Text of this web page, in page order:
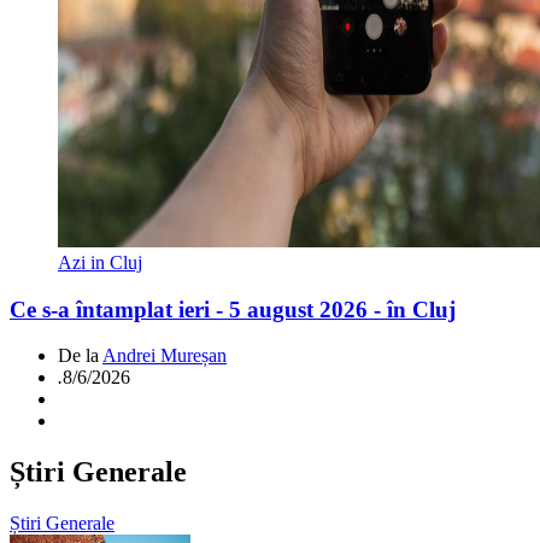
Azi in Cluj
Ce s-a întamplat ieri - 5 august 2026 - în Cluj
De laAndrei Mureșan
.8/6/2026
Știri Generale
Știri Generale